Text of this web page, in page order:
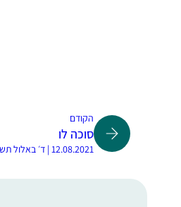
הקודם
סוכה לו
12.08.2021 | ד׳ באלול תשפ״א